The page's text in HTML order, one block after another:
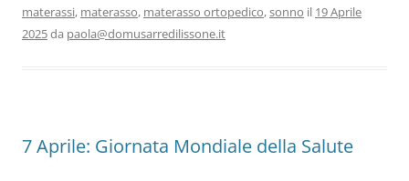
materassi, materasso, materasso ortopedico,sonno il 19 Aprile
2025da paola@domusarredilissone.it
7 Aprile: Giornata Mondiale della Salute